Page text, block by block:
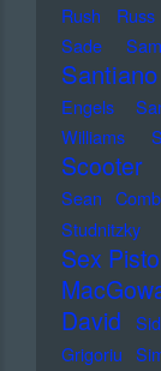
Rush
Sade
Santiano
Engels
Williams
Scooter
Sean
Studnitzky
Sex
David
Grigoriu